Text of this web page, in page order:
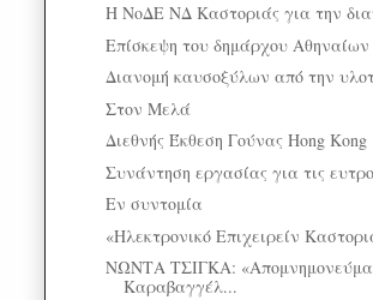
Η ΝοΔΕ ΝΔ Καστοριάς για την
Επίσκεψη του δημάρχου
Διανομή καυσοξύλων από την
Στον Μελά
Διεθνής Έκθεση Γούνας Hong Kong
Συνάντηση εργασίας για τις
Εν συντομία
«Ηλεκτρονικό Επιχειρείν
ΝΩΝΤΑ ΤΣΙΓΚΑ:
Καραβαγγέλ...